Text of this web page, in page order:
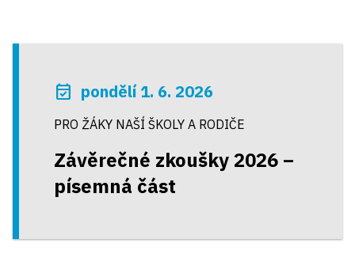
event_available pondělí 1. 6. 2026
PRO ŽÁKY NAŠÍ ŠKOLY A RODIČE
Závěrečné zkoušky 2026 –
písemná část